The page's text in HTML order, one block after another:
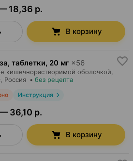
18,36 р.
В корзину
таблетки, 20 мг ×56
кишечнорастворимой оболочкой,
, Россия • без рецепта
Инструкция
36,10 р.
В корзину